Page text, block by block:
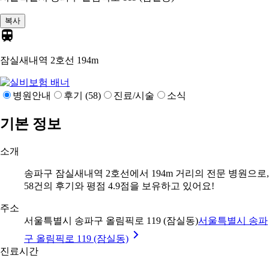
복사
잠실새내역 2호선 194m
병원안내 후기 (58) 진료/시술 소식
기본 정보
소개
송파구 잠실새내역 2호선에서 194m 거리의 전문 병원으로,
58건의 후기와 평점 4.9점을 보유하고 있어요!
주소
서울특별시 송파구 올림픽로 119 (잠실동)서울특별시 송파
구 올림픽로 119 (잠실동)
진료시간